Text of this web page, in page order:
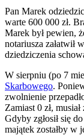
Pan Marek
warte 600 000 zł.
Marek był pewien,
notariusza załatwił
dziedziczenia
W sierpniu (po 7
Skarbowego.
zwolnienie
Zamiast 0 zł,
Gdyby zgłosił się
majątek zostałby w